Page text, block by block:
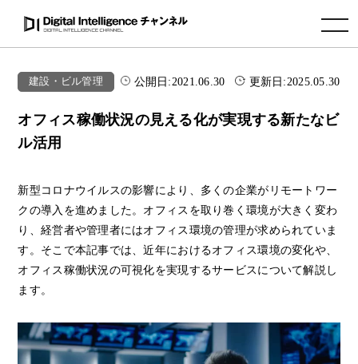
toggle navigation
建設・ビル管理 公開日:2021.06.30 更新日:2025.05.30
オフィス稼働状況の見える化が実現する新たなビ
ル活用
新型コロナウイルスの影響により、多くの企業がリモートワー
クの導入を進めました。オフィスを取り巻く環境が大きく変わ
り、経営者や管理者にはオフィス環境の管理が求められていま
す。そこで本記事では、近年におけるオフィス環境の変化や、
オフィス稼働状況の可視化を実現するサービスについて解説し
ます。